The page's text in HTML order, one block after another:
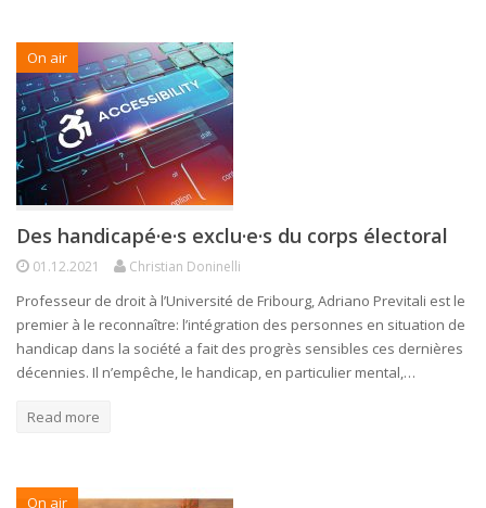
On air
Des handicapé·e·s exclu·e·s du corps électoral
01.12.2021 Christian Doninelli
Professeur de droit à l’Université de Fribourg, Adriano Previtali est le
premier à le reconnaître: l’intégration des personnes en situation de
handicap dans la société a fait des progrès sensibles ces dernières
décennies. Il n’empêche, le handicap, en particulier mental,…
Read more
On air